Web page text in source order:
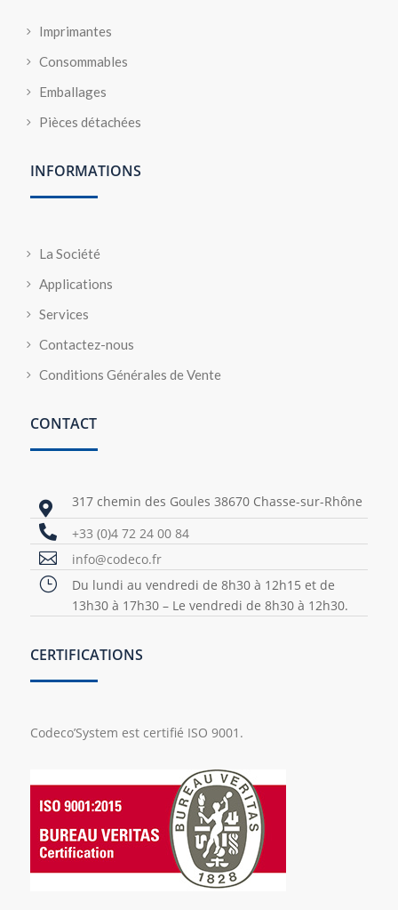
Imprimantes
Consommables
Emballages
Pièces détachées
INFORMATIONS
La Société
Applications
Services
Contactez-nous
Conditions Générales de Vente
CONTACT
 317 chemin des Goules 38670 Chasse-sur-Rhône
 +33 (0)4 72 24 00 84
 info@codeco.fr
}
Du lundi au vendredi de 8h30 à 12h15 et de
13h30 à 17h30 – Le vendredi de 8h30 à 12h30.
CERTIFICATIONS
Codeco’System est certifié ISO 9001.